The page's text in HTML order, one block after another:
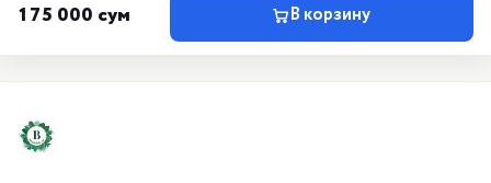
175 000 сум В корзину